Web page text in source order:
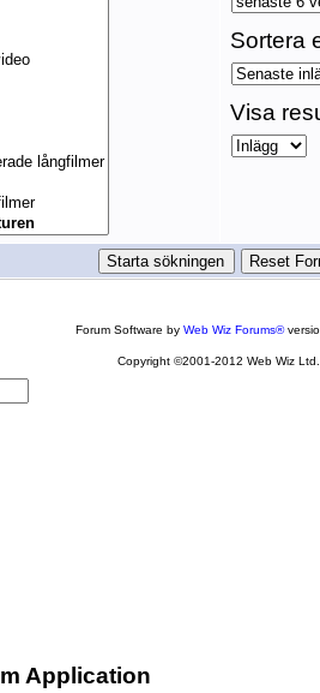
Sortera
Visa
Forum Software byWeb Wiz Forums®
Copyright ©2001-2012 Web Wiz Ltd.
Application